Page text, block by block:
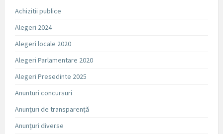
Achizitii publice
Alegeri 2024
Alegeri locale 2020
Alegeri Parlamentare 2020
Alegeri Presedinte 2025
Anunturi concursuri
Anunțuri de transparență
Anunțuri diverse